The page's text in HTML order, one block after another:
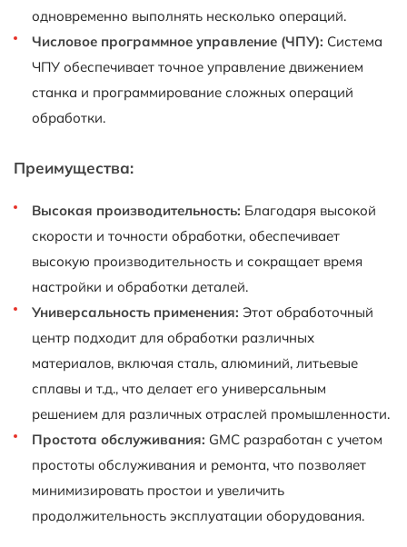
одновременно выполнять несколько операций.
Числовое программное управление (ЧПУ): Система
ЧПУ обеспечивает точное управление движением
станка и программирование сложных операций
обработки.
Преимущества:
Высокая производительность: Благодаря высокой
скорости и точности обработки, обеспечивает
высокую производительность и сокращает время
настройки и обработки деталей.
Универсальность применения: Этот обработочный
центр подходит для обработки различных
материалов, включая сталь, алюминий, литьевые
сплавы и т.д., что делает его универсальным
решением для различных отраслей промышленности.
Простота обслуживания: GMC разработан с учетом
простоты обслуживания и ремонта, что позволяет
минимизировать простои и увеличить
продолжительность эксплуатации оборудования.